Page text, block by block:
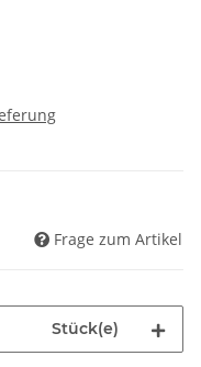
Frage zum Artikel
Stück(e)